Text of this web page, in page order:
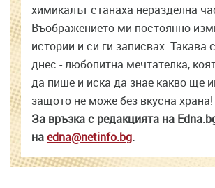
химикалът станаха неразделна
Въображението ми постоянно
истории и си ги записвах. Такава
днес - любопитна мечтателка,
да пише и иска да знае какво ще
защото не може без вкусна храна!
За връзка с редакцията на
наedna@netinfo.bg.